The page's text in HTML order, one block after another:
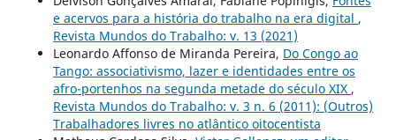
e acervos para a história do trabalho na era digital ,
Revista Mundos do Trabalho: v. 13 (2021)
Leonardo Affonso de Miranda Pereira, Do Congo ao
Tango: associativismo, lazer e identidades entre os
afro-portenhos na segunda metade do século XIX ,
Revista Mundos do Trabalho: v. 3 n. 6 (2011): (Outros)
Trabalhadores livres no atlântico oitocentista